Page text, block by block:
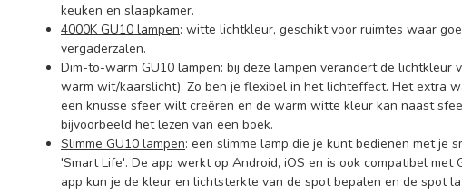
keuken en slaapkamer.
4000K GU10 lampen: witte lichtkleur, geschikt voor ruimtes waar
vergaderzalen.
Dim-to-warm GU10 lampen: bij deze lampen verandert de lichtkleur
warm wit/kaarslicht). Zo ben je flexibel in het lichteffect. Het extra
een knusse sfeer wilt creëren en de warm witte kleur kan naast
bijvoorbeeld het lezen van een boek.
Slimme GU10 lampen: een slimme lamp die je kunt bedienen met je
'Smart Life'. De app werkt op Android, iOS en is ook compatibel met
app kun je de kleur en lichtsterkte van de spot bepalen en de spot